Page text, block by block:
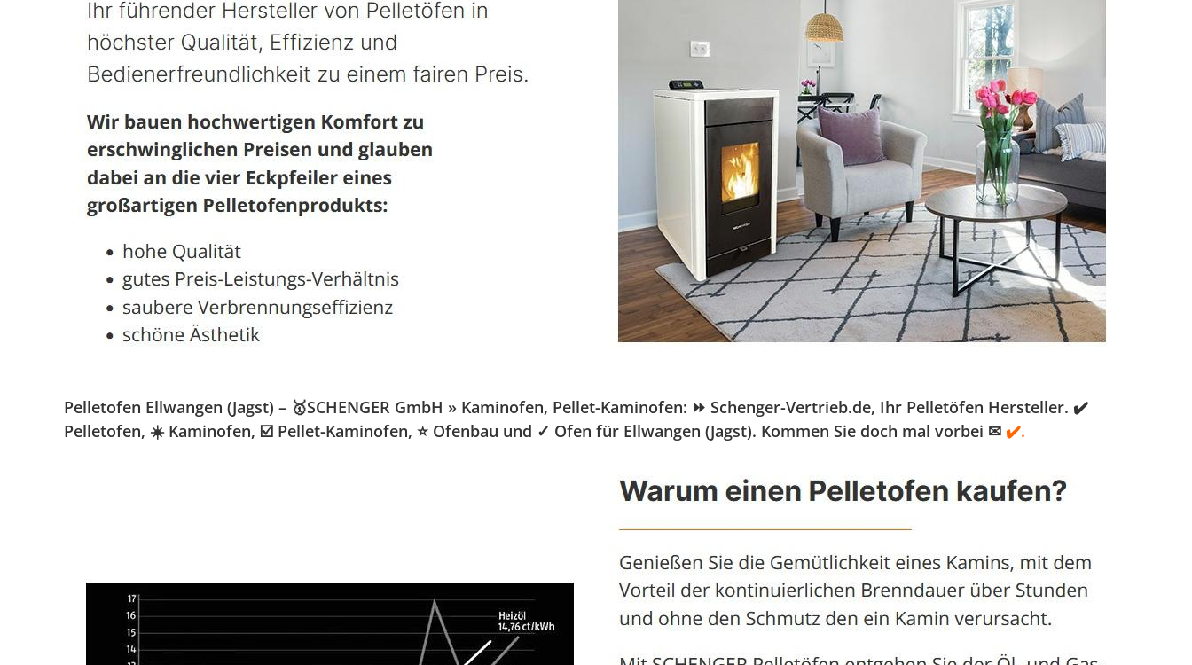
Pelletofen Ellwangen (Jagst) – 🥇SCHENGER GmbH » Kaminofen, Pellet-Kaminofen: ⏩ Schenger-Vertrieb.de, Ihr Pelletöfen Hersteller. ✔️
Pelletofen, ☀️ Kaminofen, ☑️ Pellet-Kaminofen, ⭐ Ofenbau und ✓ Ofen für Ellwangen (Jagst). Kommen Sie doch mal vorbei ✉ ✔️.